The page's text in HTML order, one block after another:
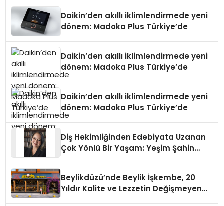
Daikin’den akıllı iklimlendirmede yeni
dönem: Madoka Plus Türkiye’de
Daikin’den akıllı iklimlendirmede yeni
dönem: Madoka Plus Türkiye’de
Daikin’den akıllı iklimlendirmede yeni
dönem: Madoka Plus Türkiye’de
Diş Hekimliğinden Edebiyata Uzanan
Çok Yönlü Bir Yaşam: Yeşim Şahin
Beylikdüzü’nde Beylik İşkembe, 20
Yıldır Kalite ve Lezzetin Değişmeyen